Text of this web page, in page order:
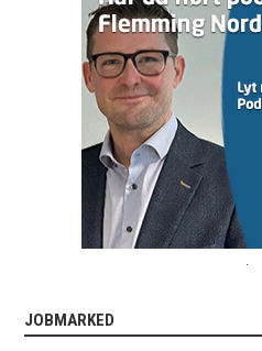
JOBMARKED